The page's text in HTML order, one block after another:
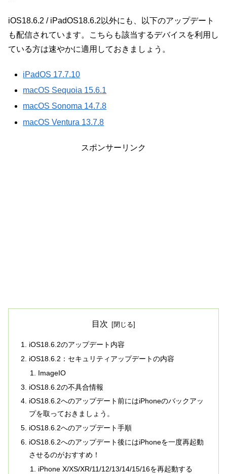
iOS18.6.2 / iPadOS18.6.2以外にも、以下のアップデート
も配信されています。こちらも該当するデバイスを利用し
ている方は速やかに適用しておきましょう。
iPadOS 17.7.10
macOS Sequoia 15.6.1
macOS Sonoma 14.7.8
macOS Ventura 13.7.8
スポンサーリンク
目次
iOS18.6.2のアップデート内容
iOS18.6.2：セキュリティアップデートの内容
ImageIO
iOS18.6.2の不具合情報
iOS18.6.2へのアップデート前にはiPhoneのバックアッ
プを取っておきましょう。
iOS18.6.2へのアップデート手順
iOS18.6.2へのアップデート後にはiPhoneを一度再起動
させるのがおすすめ！
iPhone X/XS/XR/11/12/13/14/15/16を再起動する